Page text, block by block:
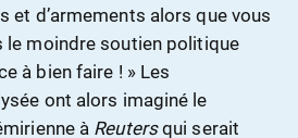
et d’armements alors que vous
le moindre soutien politique
à bien faire ! » Les
ont alors imaginé le
à Reutersqui serait